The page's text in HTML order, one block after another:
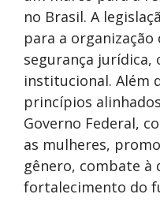
no Brasil. A
para a
segurança jurídica,
institucional. Além
princípios
Governo Federal,
as mulheres,
gênero, combate à
fortalecimento do